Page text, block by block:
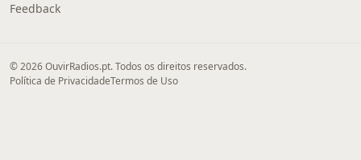
Feedback
© 2026 OuvirRadios.pt. Todos os direitos reservados.
Política de PrivacidadeTermos de Uso